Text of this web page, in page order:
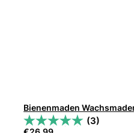
Bienenmaden
(3)